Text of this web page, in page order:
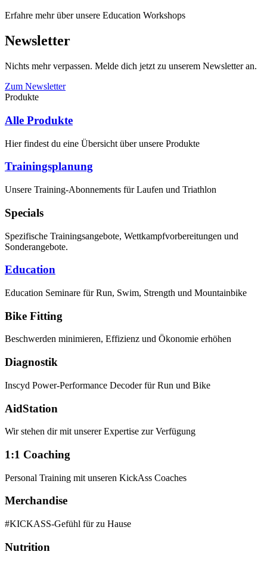
Erfahre mehr über unsere Education Workshops
Newsletter
Nichts mehr verpassen. Melde dich jetzt zu unserem Newsletter an.
Zum Newsletter
Produkte
Alle Produkte
Hier findest du eine Übersicht über unsere Produkte
Trainingsplanung
Unsere Training-Abonnements für Laufen und Triathlon
Specials
Spezifische Trainingsangebote, Wettkampfvorbereitungen und
Sonderangebote.
Education
Education Seminare für Run, Swim, Strength und Mountainbike
Bike Fitting
Beschwerden minimieren, Effizienz und Ökonomie erhöhen
Diagnostik
Inscyd Power-Performance Decoder für Run und Bike
AidStation
Wir stehen dir mit unserer Expertise zur Verfügung
1:1 Coaching
Personal Training mit unseren KickAss Coaches
Merchandise
#KICKASS-Gefühl für zu Hause
Nutrition